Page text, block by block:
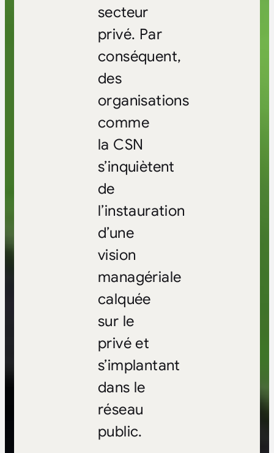
secteur
privé. Par
conséquent,
des
organisations
comme
la CSN
s’inquiètent
de
l’instauration
d’une
vision
managériale
calquée
sur le
privé et
s’implantant
dans le
réseau
public.